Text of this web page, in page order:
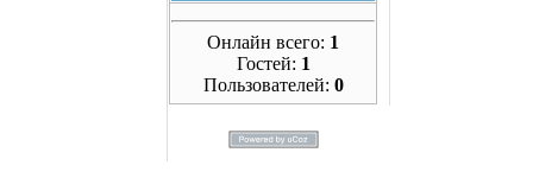
Онлайн всего: 1
Гостей: 1
Пользователей: 0